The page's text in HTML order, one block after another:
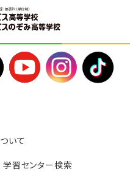
いて
学習センター検索